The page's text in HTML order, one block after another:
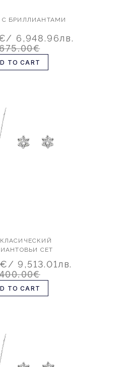
С БРИЛЛИАНТАМИ
/ 6,948.96лв.
TO CART
КЛАСИЧЕСКИЙ
СЕТ
/ 9,513.01лв.
TO CART